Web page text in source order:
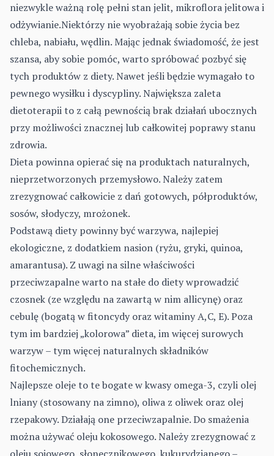
niezwykle ważną rolę pełni stan jelit, mikroflora jelitowa i
odżywianie.Niektórzy nie wyobrażają sobie życia bez
chleba, nabiału, wędlin. Mając jednak świadomość, że jest
szansa, aby sobie pomóc, warto spróbować pozbyć się
tych produktów z diety. Nawet jeśli będzie wymagało to
pewnego wysiłku i dyscypliny. Największa zaleta
dietoterapii to z całą pewnością brak działań ubocznych
przy możliwości znacznej lub całkowitej poprawy stanu
zdrowia.
Dieta powinna opierać się na produktach naturalnych,
nieprzetworzonych przemysłowo. Należy zatem
zrezygnować całkowicie z dań gotowych, półproduktów,
sosów, słodyczy, mrożonek.
Podstawą diety powinny być warzywa, najlepiej
ekologiczne, z dodatkiem nasion (ryżu, gryki, quinoa,
amarantusa). Z uwagi na silne właściwości
przeciwzapalne warto na stałe do diety wprowadzić
czosnek (ze względu na zawartą w nim allicynę) oraz
cebulę (bogatą w fitoncydy oraz witaminy A,C, E). Poza
tym im bardziej „kolorowa” dieta, im więcej surowych
warzyw – tym więcej naturalnych składników
fitochemicznych.
Najlepsze oleje to te bogate w kwasy omega-3, czyli olej
lniany (stosowany na zimno), oliwa z oliwek oraz olej
rzepakowy. Działają one przeciwzapalnie. Do smażenia
można używać oleju kokosowego. Należy zrezygnować z